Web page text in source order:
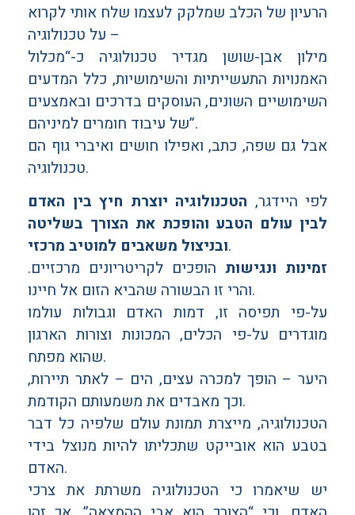
הרעיון של הכלב שמלקק לעצמו שלח אותי לקרוא
על טכנולוגיה –
מילון אבן-שושן מגדיר טכנולוגיה כ-“מכלול
האמנויות התעשייתיות והשימושיות, כלל המדעים
השימושיים השונים, העוסקים בדרכים ובאמצעים
של עיבוד חומרים למיניהם”.
אבל גם שפה, כתב, ואפילו חושים ואיברי גוף הם
טכנולוגיה.
לפי היידגר, הטכנולוגיה יוצרת חיץ בין האדם
לבין עולם הטבע והופכת את הצורך בשליטה
ובניצול משאבים למוטיב מרכזי.
זמינות ונגישות הופכים לקריטריונים מרכזיים.
והרי זו הבשורה שהביא הזום אל חיינו.
על-פי תפיסה זו, דמות האדם וגבולות עולמו
מוגדרים על-פי הכלים, המכונות וצורות הארגון
שהוא מפתח.
היער – הופך למכרה עצים, הים – לאתר תיירות,
וכך מאבדים את משמעותם הקודמת.
הטכנולוגיה, מייצרת תמונת עולם שלפיה כל דבר
בטבע הוא אובייקט שתכליתו להיות מנוצל בידי
האדם.
יש שיאמרו כי הטכנולוגיה משרתת את צרכי